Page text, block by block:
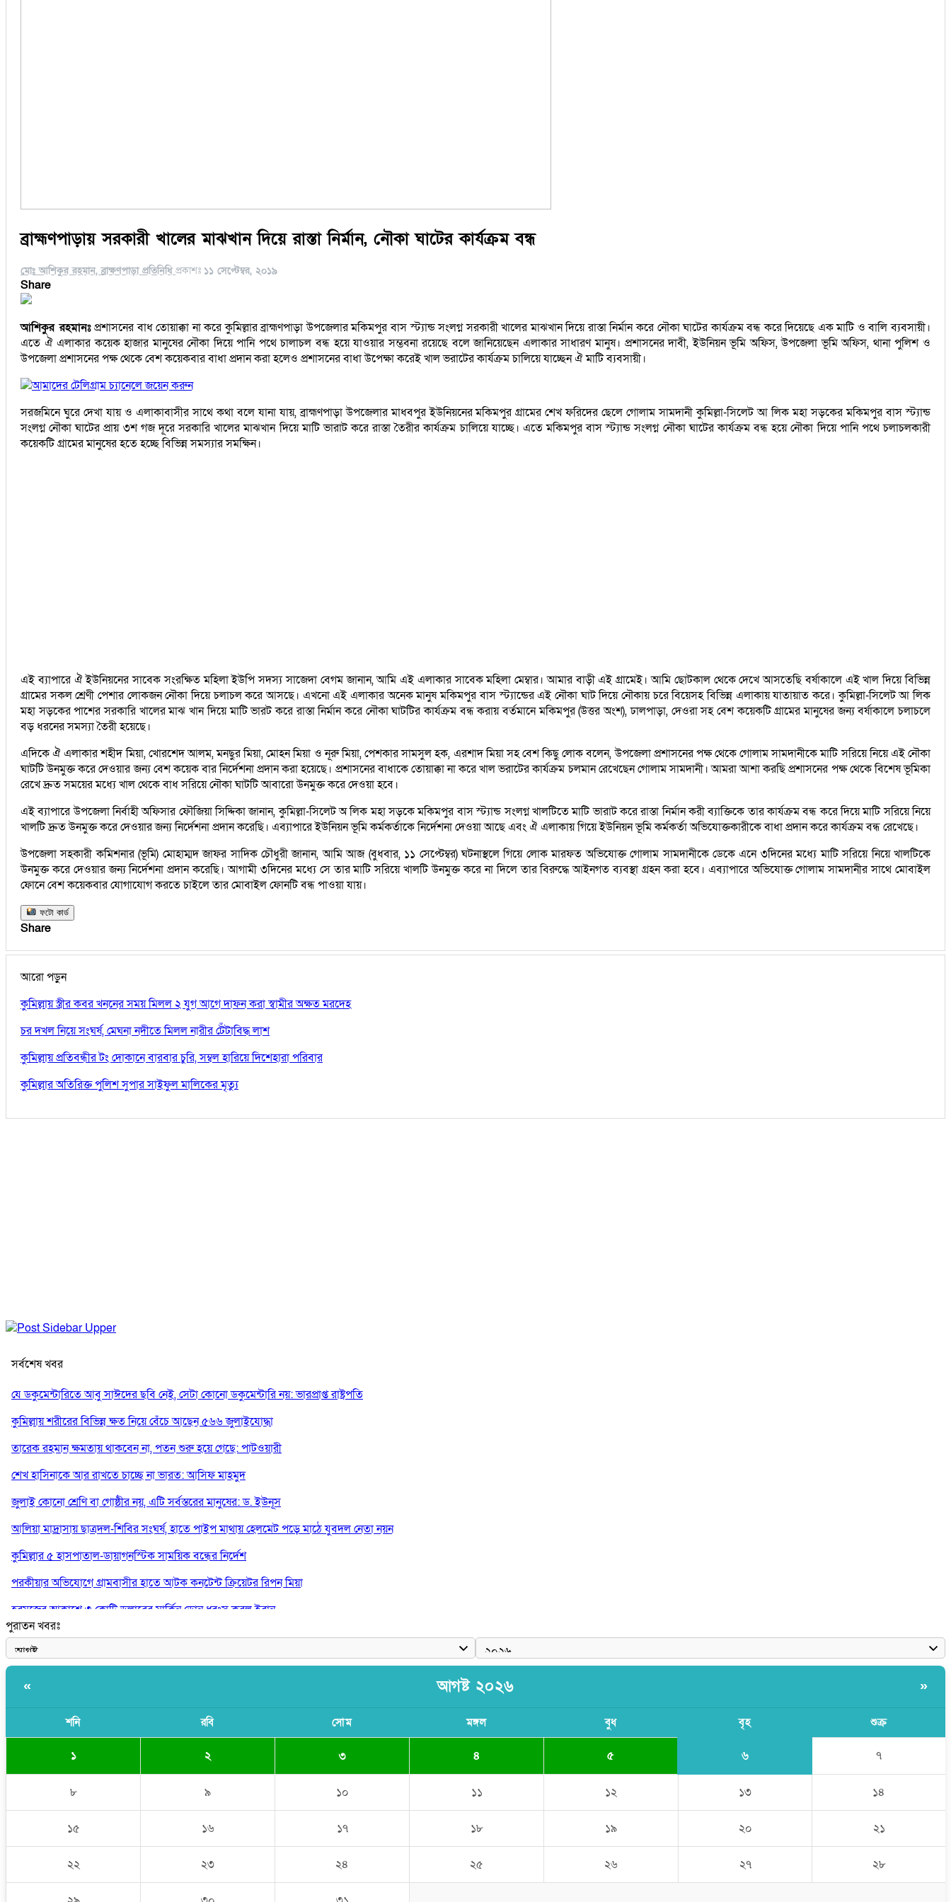
ব্রাহ্মণপাড়ায় সরকারী খালের মাঝখান দিয়ে রাস্তা নির্মান, নৌকা ঘাটের কার্যক্রম বন্ধ
মোঃ আশিকুর রহমান, ব্রাক্ষণপাড়া প্রতিনিধি প্রকাশঃ ১১ সেপ্টেম্বর, ২০১৯
Share
আশিকুর রহমানঃপ্রশাসনের বাধ তোয়াক্কা না করে কুমিল্লার ব্রাহ্মণপাড়া উপজেলার মকিমপুর বাস স্ট্যান্ড সংলগ্ন সরকারী খালের মাঝখান দিয়ে রাস্তা নির্মান করে নৌকা ঘাটের কার্যক্রম বন্ধ করে দিয়েছে এক মাটি ও বালি ব্যবসায়ী।
এতে ঐ এলাকার কয়েক হাজার মানুষের নৌকা দিয়ে পানি পথে চালাচল বন্ধ হয়ে যাওয়ার সম্ভবনা রয়েছে বলে জানিয়েছেন এলাকার সাধারণ মানুষ। প্রশাসনের দাবী, ইউনিয়ন ভূমি অফিস, উপজেলা ভূমি অফিস, থানা পুলিশ ও
উপজেলা প্রশাসনের পক্ষ থেকে বেশ কয়েকবার বাধা প্রদান করা হলেও প্রশাসনের বাধা উপেক্ষা করেই খাল ভরাটের কার্যক্রম চালিয়ে যাচ্ছেন ঐ মাটি ব্যবসায়ী।
আমাদের টেলিগ্রাম চ্যানেলে জয়েন করুন
সরজমিনে ঘুরে দেখা যায় ও এলাকাবাসীর সাথে কথা বলে যানা যায়, ব্রাহ্মণপাড়া উপজেলার মাধবপুর ইউনিয়নের মকিমপুর গ্রামের শেখ ফরিদের ছেলে গোলাম সামদানী কুমিল্লা-সিলেট আ লিক মহা সড়কের মকিমপুর বাস স্ট্যান্ড
সংলগ্ন নৌকা ঘাটের প্রায় ৩শ গজ দূরে সরকারি খালের মাঝখান দিয়ে মাটি ভারাট করে রাস্তা তৈরীর কার্যক্রম চালিয়ে যাচ্ছে। এতে মকিমপুর বাস স্ট্যান্ড সংলগ্ন নৌকা ঘাটের কার্যক্রম বন্ধ হয়ে নৌকা দিয়ে পানি পথে চলাচলকারী
কয়েকটি গ্রামের মানুষের হতে হচ্ছে বিভিন্ন সমস্যার সমক্ষিন।
এই ব্যাপারে ঐ ইউনিয়নের সাবেক সংরক্ষিত মহিলা ইউপি সদস্য সাজেদা বেগম জানান, আমি এই এলাকার সাবেক মহিলা মেম্বার। আমার বাড়ী এই গ্রামেই। আমি ছোটকাল থেকে দেখে আসতেছি বর্ষাকালে এই খাল দিয়ে বিভিন্ন
গ্রামের সকল শ্রেণী পেশার লোকজন নৌকা দিয়ে চলাচল করে আসছে। এখনো এই এলাকার অনেক মানুষ মকিমপুর বাস স্ট্যান্ডের এই নৌকা ঘাট দিয়ে নৌকায় চরে বিয়েসহ বিভিন্ন এলাকায় যাতায়াত করে। কুমিল্লা-সিলেট আ লিক
মহা সড়কের পাশের সরকারি খালের মাঝ খান দিয়ে মাটি ভারট করে রাস্তা নির্মান করে নৌকা ঘাটটির কার্যক্রম বন্ধ করায় বর্তমানে মকিমপুর (উত্তর অংশ), ঢালপাড়া, দেওরা সহ বেশ কয়েকটি গ্রামের মানুষের জন্য বর্ষাকালে চলাচলে
বড় ধরনের সমস্যা তৈরী হয়েছে।
এদিকে ঐ এলাকার শহীদ মিয়া, খোরশেদ আলম, মনছুর মিয়া, মোহন মিয়া ও নূরু মিয়া, পেশকার সামসুল হক, এরশাদ মিয়া সহ বেশ কিছু লোক বলেন, উপজেলা প্রশাসনের পক্ষ থেকে গোলাম সামদানীকে মাটি সরিয়ে নিয়ে এই নৌকা
ঘাটটি উনমুক্ত করে দেওয়ার জন্য বেশ কয়েক বার নির্দেশনা প্রদান করা হয়েছে। প্রশাসনের বাধাকে তোয়াক্কা না করে খাল ভরাটের কার্যক্রম চলমান রেখেছেন গোলাম সামদানী। আমরা আশা করছি প্রশাসনের পক্ষ থেকে বিশেষ ভূমিকা
রেখে দ্রুত সময়ের মধ্যে খাল থেকে বাধ সরিয়ে নৌকা ঘাটটি আবারো উনমুক্ত করে দেওয়া হবে।
এই ব্যাপারে উপজেলা নির্বাহী অফিসার ফৌজিয়া সিদ্দিকা জানান, কুমিল্লা-সিলেট অ লিক মহা সড়কে মকিমপুর বাস স্ট্যান্ড সংলগ্ন খালটিতে মাটি ভারাট করে রাস্তা নির্মান করী ব্যাক্তিকে তার কার্যক্রম বন্ধ করে দিয়ে মাটি সরিয়ে নিয়ে
খালটি দ্রুত উনমুক্ত করে দেওয়ার জন্য নির্দেশনা প্রদান করেছি। এব্যাপারে ইউনিয়ন ভূমি কর্মকর্তাকে নির্দেশনা দেওয়া আছে এবং ঐ এলাকায় গিয়ে ইউনিয়ন ভূমি কর্মকর্তা অভিযোক্তকারীকে বাধা প্রদান করে কার্যক্রম বন্ধ রেখেছে।
উপজেলা সহকারী কমিশনার (ভূমি) মোহাম্মদ জাফর সাদিক চৌধুরী জানান, আমি আজ (বুধবার, ১১ সেপ্টেম্বর) ঘটনাস্থলে গিয়ে লোক মারফত অভিযোক্ত গোলাম সামদানীকে ডেকে এনে ৩দিনের মধ্যে মাটি সরিয়ে নিয়ে খালটিকে
উনমুক্ত করে দেওয়ার জন্য নির্দেশনা প্রদান করেছি। আগামী ৩দিনের মধ্যে সে তার মাটি সরিয়ে খালটি উনমুক্ত করে না দিলে তার বিরুদ্ধে আইনগত ব্যবস্থা গ্রহন করা হবে। এব্যাপারে অভিযোক্ত গোলাম সামদানীর সাথে মোবাইল
ফোনে বেশ কয়েকবার যোগাযোগ করতে চাইলে তার মোবাইল ফোনটি বন্ধ পাওয়া যায়।
ফটো কার্ড
Share
আরো পড়ুন
কুমিল্লায় স্ত্রীর কবর খননের সময় মিলল ২ যুগ আগে দাফন করা স্বামীর অক্ষত মরদেহ
চর দখল নিয়ে সংঘর্ষ, মেঘনা নদীতে মিলল নারীর টেঁটাবিদ্ধ লাশ
কুমিল্লায় প্রতিবন্ধীর টং দোকানে বারবার চুরি, সম্বল হারিয়ে দিশেহারা পরিবার
কুমিল্লার অতিরিক্ত পুলিশ সুপার সাইফুল মালিকের মৃত্যু
সর্বশেষ খবর
যে ডকুমেন্টারিতে আবু সাঈদের ছবি নেই, সেটা কোনো ডকুমেন্টারি নয়: ভারপ্রাপ্ত রাষ্ট্রপতি
কুমিল্লায় শরীরের বিভিন্ন ক্ষত নিয়ে বেঁচে আছেন ৫৬৬ জুলাইযোদ্ধা
তারেক রহমান ক্ষমতায় থাকবেন না, পতন শুরু হয়ে গেছে: পাটওয়ারী
শেখ হাসিনাকে আর রাখতে চাচ্ছে না ভারত: আসিফ মাহমুদ
জুলাই কোনো শ্রেণি বা গোষ্ঠীর নয়, এটি সর্বস্তরের মানুষের: ড. ইউনূস
আলিয়া মাদ্রাসায় ছাত্রদল-শিবির সংঘর্ষ, হাতে পাইপ মাথায় হেলমেট পড়ে মাঠে যুবদল নেতা নয়ন
কুমিল্লার ৫ হাসপাতাল-ডায়াগনস্টিক সাময়িক বন্ধের নির্দেশ
পরকীয়ার অভিযোগে গ্রামবাসীর হাতে আটক কনটেন্ট ক্রিয়েটর রিপন মিয়া
হরমুজের আকাশে ৩ কোটি ডলারের মার্কিন ড্রোন ধ্বংস করল ইরান
‘ইয়া আল্লাহ! ডাকসু ভিপি সাদিক কাইয়ুমের সম্মান রক্ষা করো’
পুরাতন খবরঃ
« আগষ্ট ২০২৬ »
শনি রবি সোম মঙ্গল বুধ বৃহ শুক্র
১ ২ ৩ ৪ ৫ ৬ ৭
৮ ৯ ১০ ১১ ১২ ১৩ ১৪
১৫ ১৬ ১৭ ১৮ ১৯ ২০ ২১
২২ ২৩ ২৪ ২৫ ২৬ ২৭ ২৮